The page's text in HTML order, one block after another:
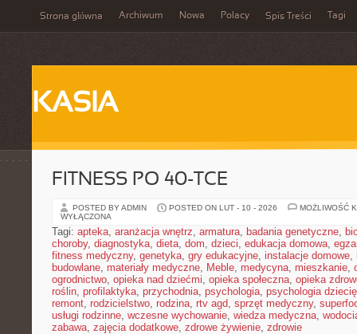
Strona główna Archiwum Nowa Polacy Spis Treści Tagi
KASIA
FITNESS PO 40-TCE
POSTED BY ADMIN POSTED ON LUT - 10 - 2026
MOŻLIWOŚĆ
WYŁĄCZONA
Tagi: apteka, aranżacja wnętrz, armatura, badania genetyczne,
choroby, diagnostyka, dieta, dom, dzieci, edukacja domowa,
fitness medyczny, genetyka, gry edukacyjne, instalacje domowe,
budowlane, materiały medyczne, Meble, medycyna, mieszkanie,
ogrodnictwo, opieka nad dziećmi, opieka społeczna, opieka
roślin, profilaktyka, przychodnia, psychologia, psychologia
remont, rodzicielstwo, rodzina, rtv agd, sprzęt medyczny,
usługi rodzinne, wczesne wychowanie, wiedza medyczna,
zabawa, zajęcia dodatkowe, zdrowe żywienie, zdrowie